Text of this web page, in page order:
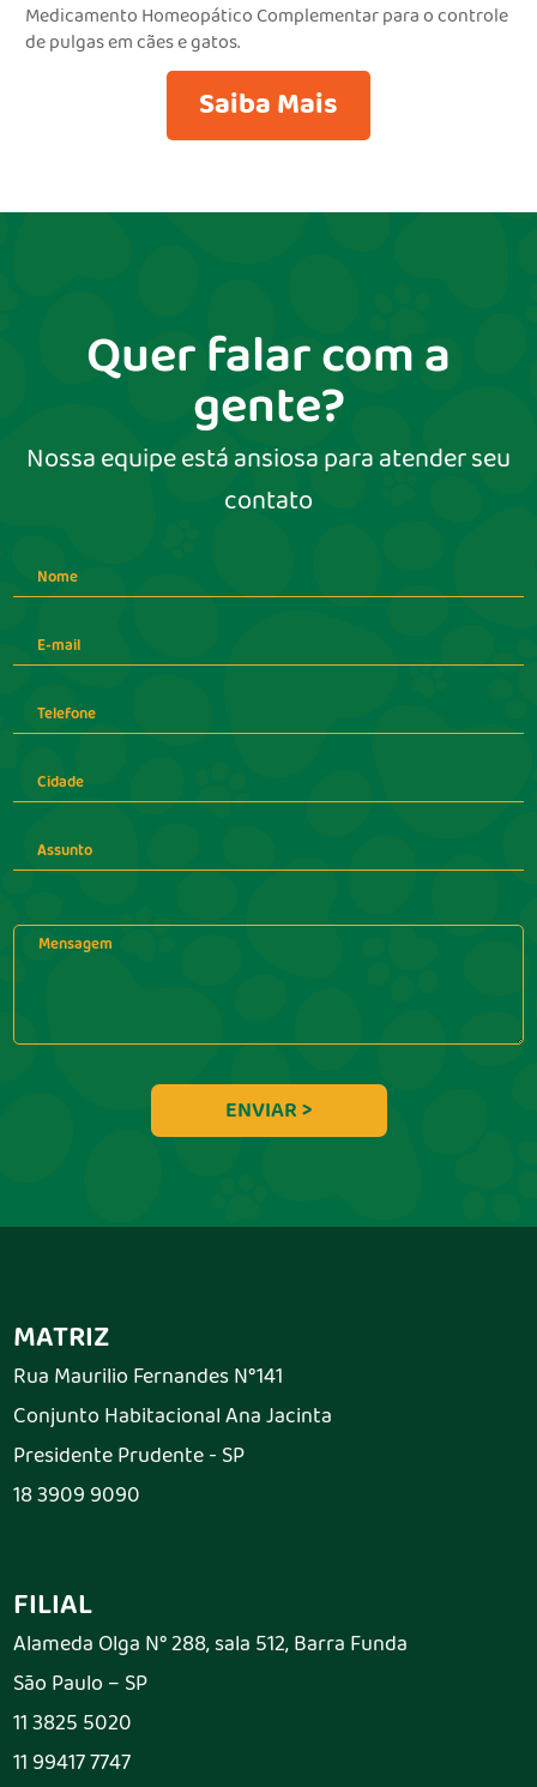
Medicamento Homeopático Complementar para o controle
de pulgas em cães e gatos.
Saiba Mais
Quer falar com a
gente?
Nossa equipe está ansiosa para atender seu
contato
MATRIZ
Rua Maurilio Fernandes N°141
Conjunto Habitacional Ana Jacinta
Presidente Prudente - SP
18 3909 9090
FILIAL
Alameda Olga N° 288, sala 512, Barra Funda
São Paulo – SP
11 3825 5020
11 99417 7747